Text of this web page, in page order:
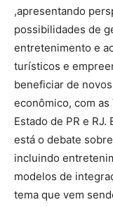
,apresentando
possibilidades de
entretenimento e
turísticos e
beneficiar de
econômico, com
Estado de PR e
está o debate
incluindo
modelos de
tema que vem